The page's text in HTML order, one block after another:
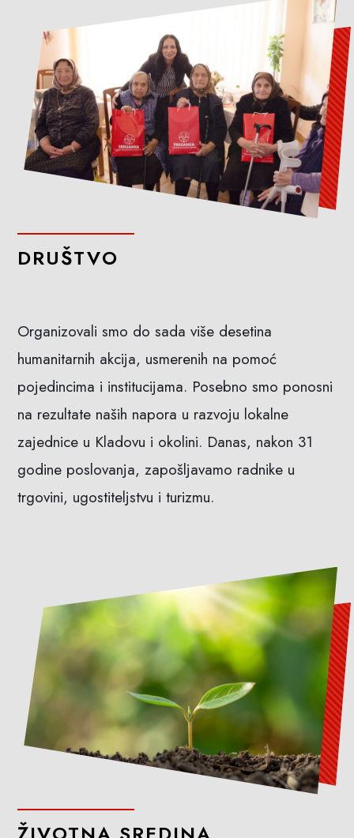
DRUŠTVO
Organizovali smo do sada više desetina
humanitarnih akcija, usmerenih na pomoć
pojedincima i institucijama. Posebno smo ponosni
na rezultate naših napora u razvoju lokalne
zajednice u Kladovu i okolini. Danas, nakon 31
godine poslovanja, zapošljavamo radnike u
trgovini, ugostiteljstvu i turizmu.